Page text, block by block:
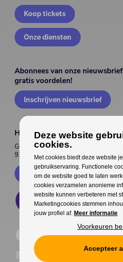
Koop tickets
Onze diensten
Abonnees van onze
gratis voordelen!
Inschrijven nieuwsbrief
House of Entertainment
Gentsesteenweg 514
9300 Aalst
Contacteer ons
Deze website
cookies.
Met cookies biedt deze website
gebruikservaring. Functionele
om de website goed te laten
cookies verzamelen anonieme
website kunnen verbeteren met
Marketingcookies stemmen
jouw profiel af. Meer informatie
Voorkeuren
Accepteer